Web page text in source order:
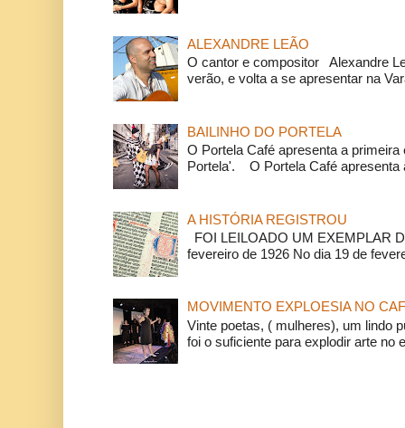
ALEXANDRE LEÃO
O cantor e compositor Alexandre
verão, e volta a se apresentar na
BAILINHO DO PORTELA
O Portela Café apresenta a
Portela'. O Portela Café apresenta
A HISTÓRIA REGISTROU
FOI LEILOADO UM EXEMPLAR
fevereiro de 1926 No dia 19 de
MOVIMENTO EXPLOESIA NO
Vinte poetas, ( mulheres), um lindo
foi o suficiente para explodir arte no